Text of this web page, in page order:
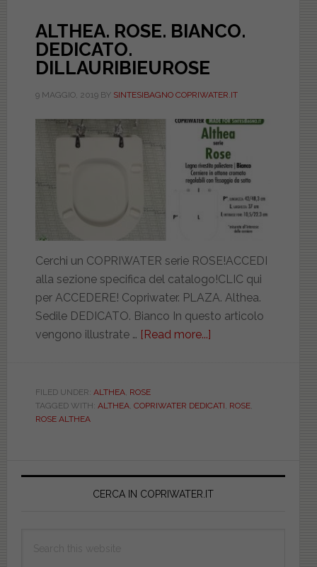
ALTHEA. ROSE. BIANCO.
DEDICATO.
DILLAURIBIEUROSE
9 MAGGIO, 2019BY SINTESIBAGNO COPRIWATER.IT
Cerchi un COPRIWATER serie ROSE!ACCEDI
alla sezione specifica del catalogo!CLIC qui
per ACCEDERE! Copriwater. PLAZA. Althea.
Sedile DEDICATO. Bianco In questo articolo
vengono illustrate … [Read more...]
DEDICATO.
FILED UNDER: ALTHEA, ROSE
TAGGED WITH: ALTHEA, COPRIWATER DEDICATI, ROSE,
ROSE ALTHEA
Primary
CERCA IN COPRIWATER.IT